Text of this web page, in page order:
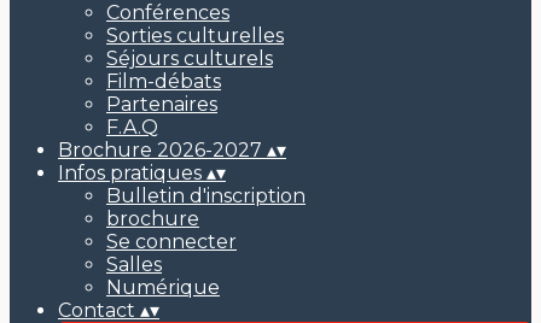
Conférences
Sorties culturelles
Séjours culturels
Film-débats
Partenaires
F.A.Q
Brochure 2026-2027 ▴▾
Infos pratiques ▴▾
Bulletin d'inscription
brochure
Se connecter
Salles
Numérique
Contact ▴▾